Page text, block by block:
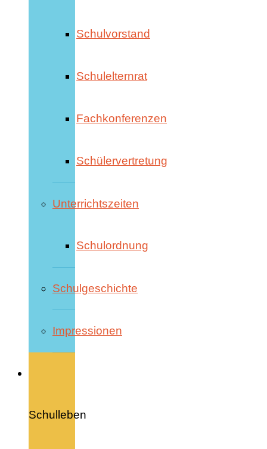
Schulvorstand
Schulelternrat
Fachkonferenzen
Schülervertretung
Unterrichtszeiten
Schulordnung
Schulgeschichte
Impressionen
Schulleben